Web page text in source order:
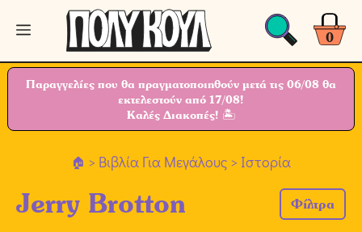
Μετάβαση
περιεχόμενο
0
Μενού
Παραγγελίες που θα πραγματοποιηθούν μετά τις 06/08 θα
εκτελεστούν από 17/08!
Καλές Διακοπές! 🏝
> Βιβλία Για Μεγάλους > Ιστορία
Jerry Brotton Φίλτρα